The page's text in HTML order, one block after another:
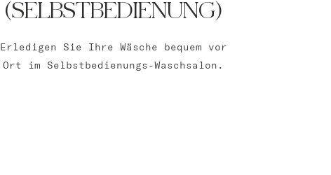
(SELBSTBEDIENUNG)
Erledigen Sie Ihre Wäsche bequem vor
Ort im Selbstbedienungs-Waschsalon.